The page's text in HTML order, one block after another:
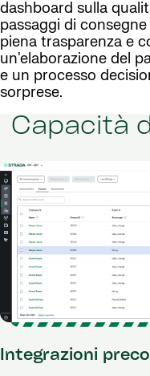
dashboard sulla
passaggi di
piena trasparenza e
un'elaborazione del
e un processo
sorprese.
Capacità
Integrazioni